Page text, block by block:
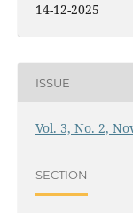
14-12-2025
ISSUE
Vol. 3, No. 2,
SECTION